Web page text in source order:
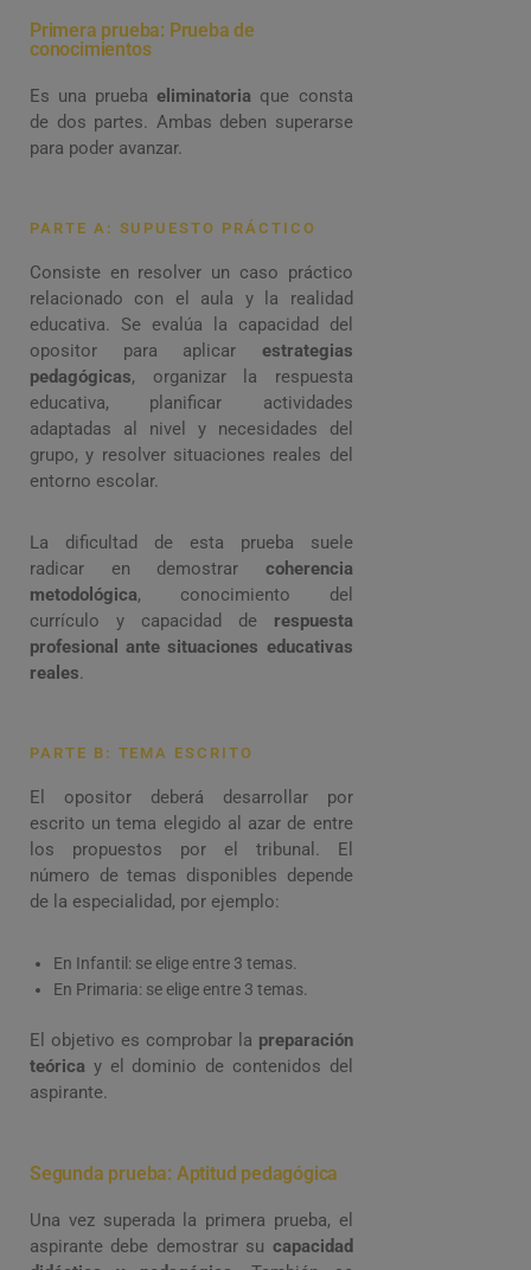
Primera prueba: Prueba de
conocimientos
Es una pruebaeliminatoria que consta
de dos partes. Ambas deben superarse
para poder avanzar.
PARTE A: SUPUESTO PRÁCTICO
Consiste en resolver un caso práctico
relacionado con el aula y la realidad
educativa. Se evalúa la capacidad del
opositor para aplicar estrategias
pedagógicas, organizar la respuesta
educativa, planificar actividades
adaptadas al nivel y necesidades del
grupo, y resolver situaciones reales del
entorno escolar.
La dificultad de esta prueba suele
radicar en demostrar coherencia
metodológica, conocimiento del
currículo y capacidad de respuesta
profesional ante situaciones educativas
reales.
PARTE B: TEMA ESCRITO
El opositor deberá desarrollar por
escrito un tema elegido al azar de entre
los propuestos por el tribunal. El
número de temas disponibles depende
de la especialidad, por ejemplo:
En Infantil: se elige entre 3 temas.
En Primaria: se elige entre 3 temas.
El objetivo es comprobar la preparación
teórica y el dominio de contenidos del
aspirante.
Segunda prueba: Aptitud pedagógica
Una vez superada la primera prueba, el
aspirante debe demostrar su capacidad